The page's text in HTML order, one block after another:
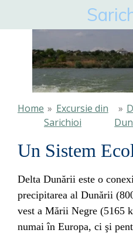
hoofdinhoud
Home » Excursie din
Sarichioi
»
Un Sistem
Delta Dunării este o
precipitarea al Dunării
vest a Mării Negre (5165
numai în Europa, ci şi